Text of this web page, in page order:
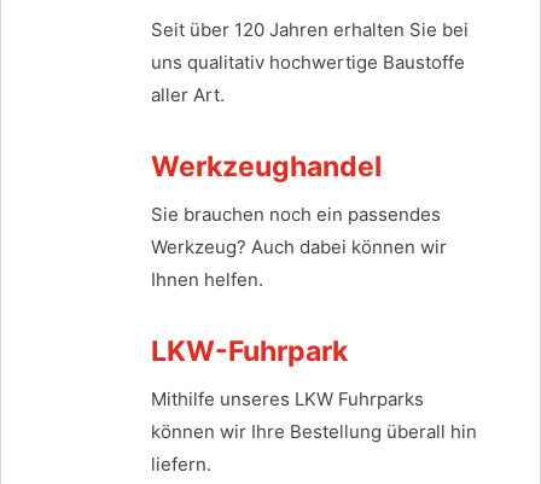
Seit über 120 Jahren erhalten Sie bei
uns qualitativ hochwertige Baustoffe
aller Art.
Werkzeughandel
Sie brauchen noch ein passendes
Werkzeug? Auch dabei können wir
Ihnen helfen.
LKW-Fuhrpark
Mithilfe unseres LKW Fuhrparks
können wir Ihre Bestellung überall hin
liefern.